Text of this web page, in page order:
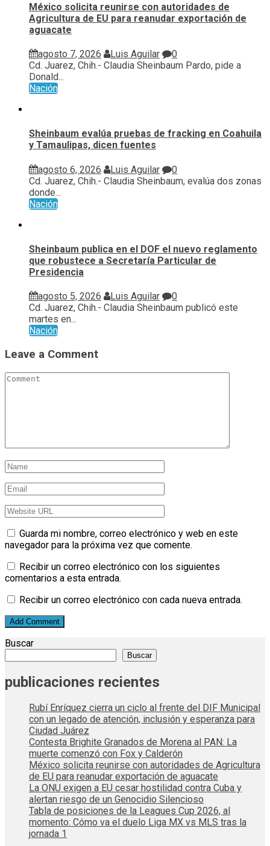
México solicita reunirse con autoridades de
Agricultura de EU para reanudar exportación de
aguacate
agosto 7, 2026 Luis Aguilar
0
Cd. Juarez, Chih.- Claudia Sheinbaum Pardo, pide a
Donald...
Nación
Sheinbaum evalúa pruebas de fracking en Coahuila
y Tamaulipas, dicen fuentes
agosto 6, 2026 Luis Aguilar
0
Cd. Juarez, Chih.- Claudia Sheinbaum, evalúa ⁠dos zonas
donde...
Nación
Sheinbaum publica en el DOF el nuevo reglamento
que robustece a Secretaría Particular de
Presidencia
agosto 5, 2026 Luis Aguilar
0
Cd. Juarez, Chih.- Claudia Sheinbaum publicó este
martes en...
Nación
Leave a Comment
Guarda mi nombre, correo electrónico y web en este
navegador para la próxima vez que comente.
Recibir un correo electrónico con los siguientes
comentarios a esta entrada.
Recibir un correo electrónico con cada nueva entrada.
Buscar
Buscar
publicaciones recientes
Rubí Enríquez cierra un ciclo al frente del DIF Municipal
con un legado de atención, inclusión y esperanza para
Ciudad Juárez
Contesta Brighite Granados de Morena al PAN: La
muerte comenzó con Fox y Calderón
México solicita reunirse con autoridades de Agricultura
de EU para reanudar exportación de aguacate
La ONU exigen a EU cesar hostilidad contra Cuba y
alertan riesgo de un Genocidio Silencioso
Tabla de posiciones de la Leagues Cup 2026, al
momento: Cómo va el duelo Liga MX vs MLS tras la
jornada 1